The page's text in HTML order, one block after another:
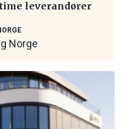
leverandører
Norge